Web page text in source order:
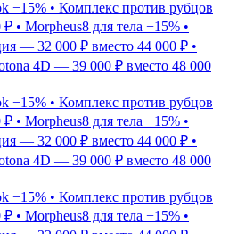
−15% • Комплекс против рубцов
• Morpheus8 для тела −15% •
— 32 000 ₽ вместо 44 000 ₽ •
4D — 39 000 ₽ вместо 48 000
−15% • Комплекс против рубцов
• Morpheus8 для тела −15% •
— 32 000 ₽ вместо 44 000 ₽ •
4D — 39 000 ₽ вместо 48 000
−15% • Комплекс против рубцов
• Morpheus8 для тела −15% •